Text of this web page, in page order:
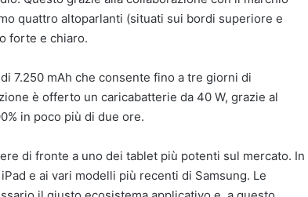
quattro altoparlanti (situati sui bordi superiore e
forte e chiaro.
7.250 mAh che consente fino a tre giorni di
è offerto un caricabatterie da 40 W, grazie al
in poco più di due ore.
di fronte a uno dei tablet più potenti sul mercato. In
e ai vari modelli più recenti di Samsung. Le